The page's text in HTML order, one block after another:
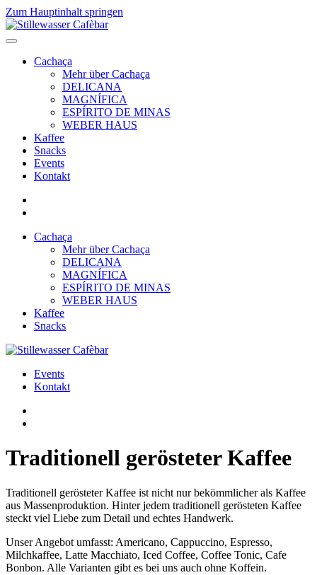
Zum Hauptinhalt springen
Cachaça
Mehr über Cachaça
DELICANA
MAGNÍFICA
ESPÍRITO DE MINAS
WEBER HAUS
Kaffee
Snacks
Events
Kontakt
Cachaça
Mehr über Cachaça
DELICANA
MAGNÍFICA
ESPÍRITO DE MINAS
WEBER HAUS
Kaffee
Snacks
Events
Kontakt
Traditionell gerösteter Kaffee
Traditionell gerösteter Kaffee ist nicht nur bekömmlicher als Kaffee
aus Massenproduktion. Hinter jedem traditionell gerösteten Kaffee
steckt viel Liebe zum Detail und echtes Handwerk.
Unser Angebot umfasst: Americano, Cappuccino, Espresso,
Milchkaffee, Latte Macchiato, Iced Coffee, Coffee Tonic, Cafe
Bonbon. Alle Varianten gibt es bei uns auch ohne Koffein.